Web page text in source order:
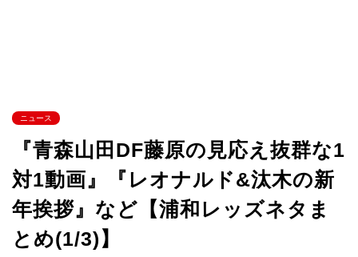
ニュース
『青森山田DF藤原の見応え抜群な1
対1動画』『レオナルド&汰木の新
年挨拶』など【浦和レッズネタま
とめ(1/3)】